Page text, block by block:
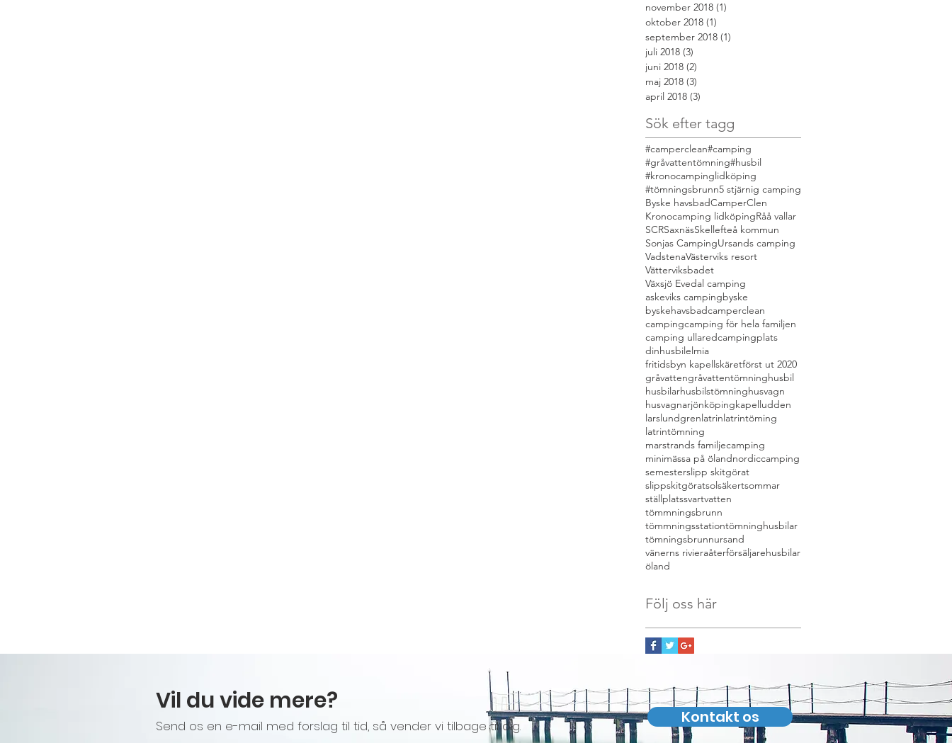
november 2018 (1)
oktober 2018 (1)
september 2018 (1)
juli 2018 (3)
juni 2018 (2)
maj 2018 (3)
april 2018 (3)
Sök efter tagg
#camperclean#camping
#gråvattentömning#husbil
#kronocampinglidköping
#tömningsbrunn5 stjärnig camping
Byske havsbadCamperClen
Kronocamping lidköpingRåå vallar
SCRSaxnäsSkellefteå kommun
Sonjas CampingUrsands camping
VadstenaVästerviks resort
Vätterviksbadet
Växsjö Evedal camping
askeviks campingbyske
byskehavsbadcamperclean
campingcamping för hela familjen
camping ullaredcampingplats
dinhusbilelmia
fritidsbyn kapellskäretförst ut 2020
gråvattengråvattentömninghusbil
husbilarhusbilstömninghusvagn
husvagnarjönköpingkapelludden
larslundgrenlatrinlatrintöming
latrintömning
marstrands familjecamping
minimässa på ölandnordiccamping
semesterslipp skitgörat
slippskitgöratsolsäkertsommar
ställplatssvartvatten
tömmningsbrunn
tömmningsstationtömninghusbilar
tömningsbrunnursand
vänerns rivieraåterförsäljarehusbilar
öland
Följ oss här
Vil du vide mere?
Send os en e-mail med forslag til tid, så vender vi tilbage til dig. Kontakt os